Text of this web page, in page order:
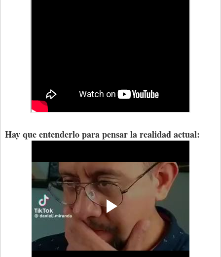
Hay que entenderlo para pensar la realidad actual: